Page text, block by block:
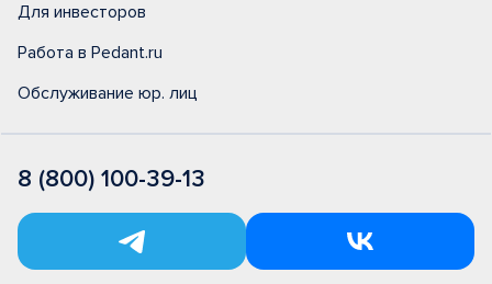
Для инвесторов
Работа в Pedant.ru
Обслуживание юр. лиц
8 (800) 100-39-13